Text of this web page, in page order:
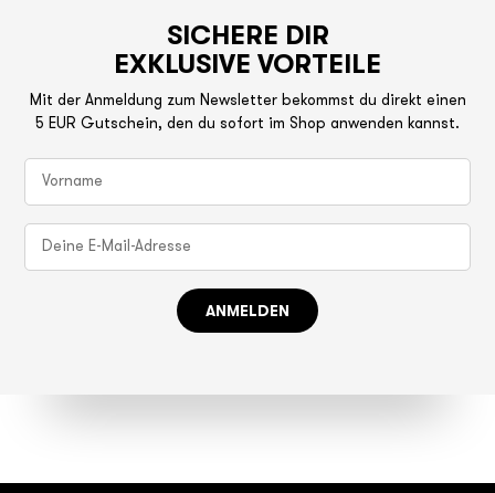
SICHERE DIR
EXKLUSIVE VORTEILE
Mit der Anmeldung zum Newsletter bekommst du direkt einen
5 EUR Gutschein, den du sofort im Shop anwenden kannst.
ANMELDEN